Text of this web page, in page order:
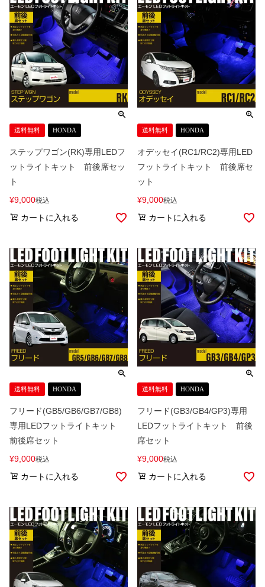
送料無料 HONDA
ステップワゴン(RK)専用LEDフ
ットライトキット 前後席セッ
ト
¥9,000税込
カートに入れる
送料無料 HONDA
オデッセイ(RC1/RC2)専用LED
フットライトキット 前後席セ
ット
¥9,000税込
カートに入れる
送料無料 HONDA
フリード(GB5/GB6/GB7/GB8)
専用LEDフットライトキット
前後席セット
¥9,000税込
カートに入れる
送料無料 HONDA
フリード(GB3/GB4/GP3)専用
LEDフットライトキット 前後
席セット
¥9,000税込
カートに入れる